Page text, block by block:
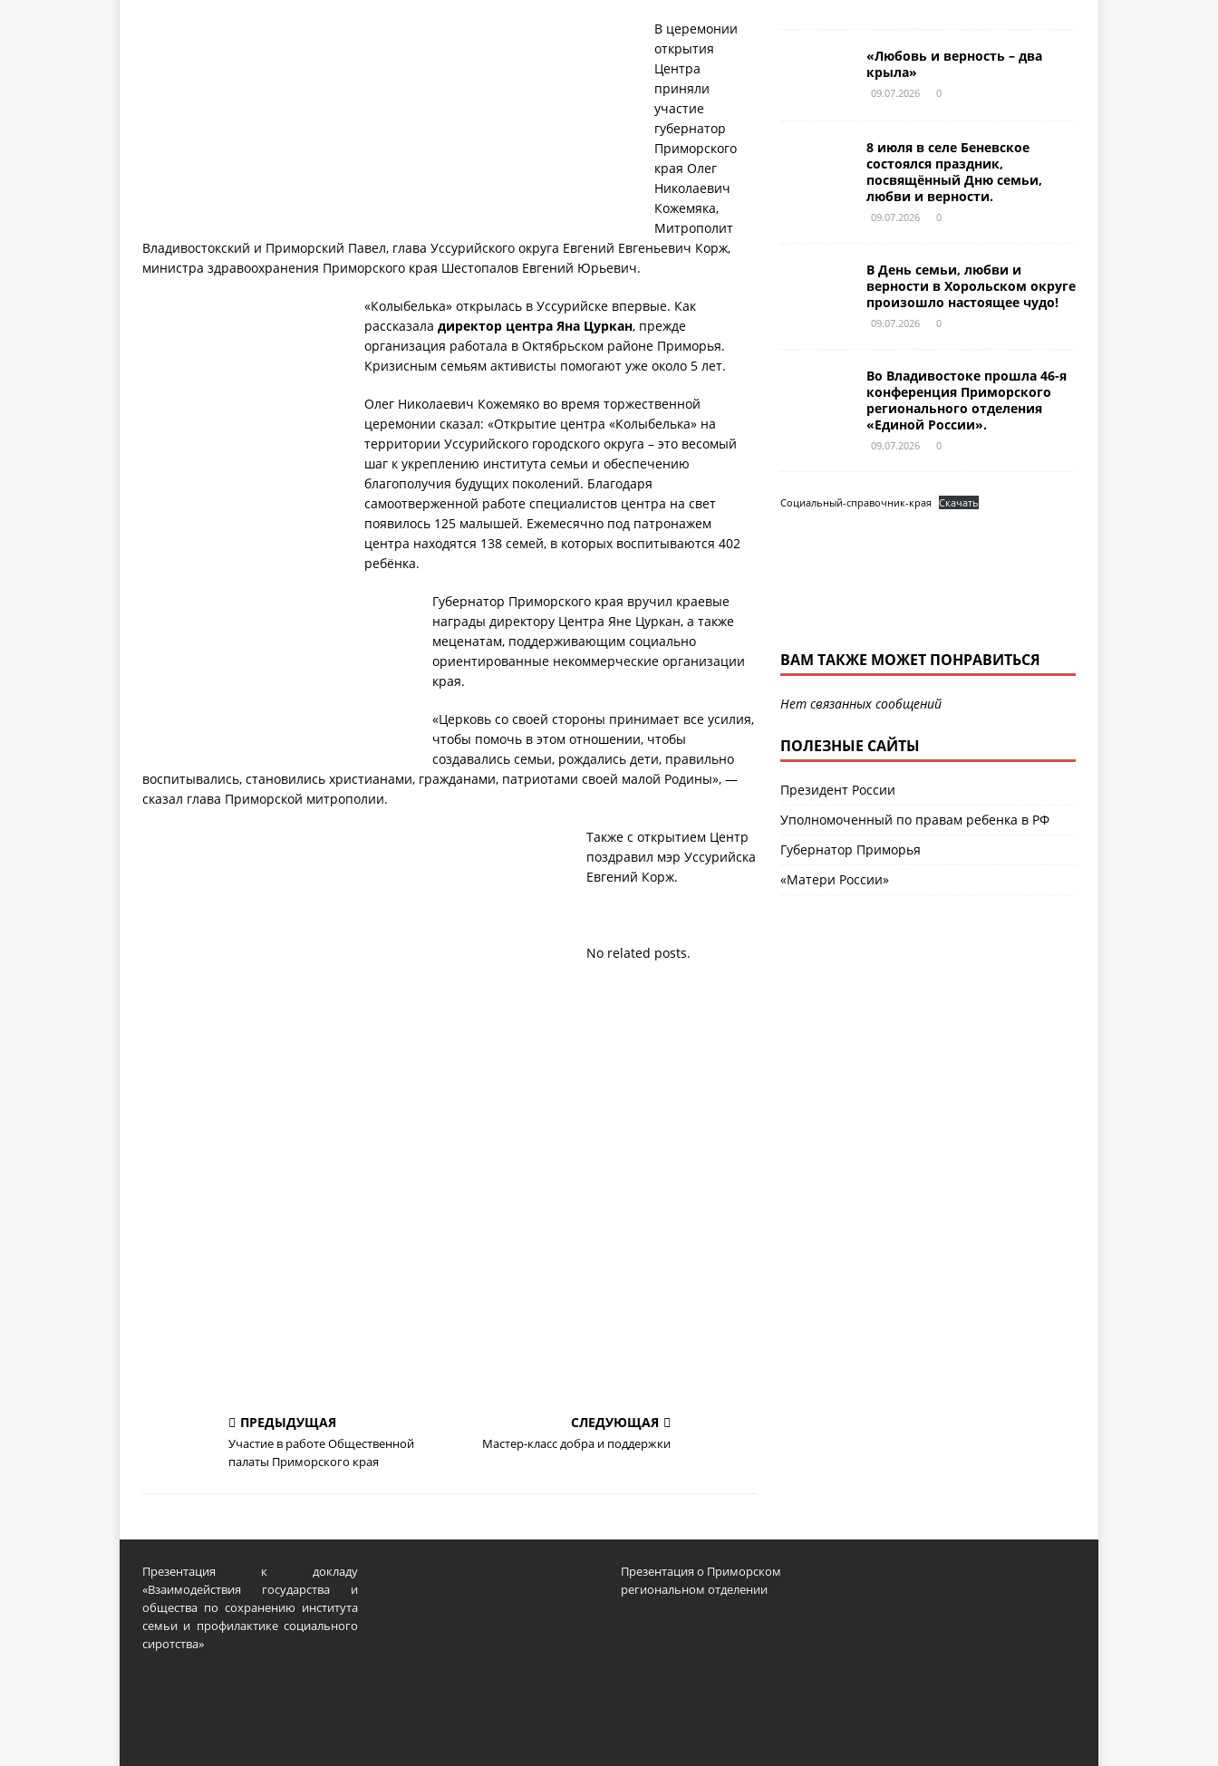
В церемонии
открытия
Центра
приняли
участие
губернатор
Приморского
края Олег
Николаевич
Кожемяка,
Митрополит
Владивостокский и Приморский Павел, глава Уссурийского округа Евгений Евгеньевич Корж,
министра здравоохранения Приморского края Шестопалов Евгений Юрьевич.
«Колыбелька» открылась в Уссурийске впервые. Как
рассказала директор центра Яна Цуркан, прежде
организация работала в Октябрьском районе Приморья.
Кризисным семьям активисты помогают уже около 5 лет.
Олег Николаевич Кожемяко во время торжественной
церемонии сказал: «Открытие центра «Колыбелька» на
территории Уссурийского городского округа – это весомый
шаг к укреплению института семьи и обеспечению
благополучия будущих поколений. Благодаря
самоотверженной работе специалистов центра на свет
появилось 125 малышей. Ежемесячно под патронажем
центра находятся 138 семей, в которых воспитываются 402
ребёнка.
Губернатор Приморского края вручил краевые
награды директору Центра Яне Цуркан, а также
меценатам, поддерживающим социально
ориентированные некоммерческие организации
края.
«Церковь со своей стороны принимает все усилия,
чтобы помочь в этом отношении, чтобы
создавались семьи, рождались дети, правильно
воспитывались, становились христианами, гражданами, патриотами своей малой Родины», —
сказал глава Приморской митрополии.
Также с открытием Центр
поздравил мэр Уссурийска
Евгений Корж.
No related posts.
ПРЕДЫДУЩАЯ
Участие в работе Общественной
палаты Приморского края
СЛЕДУЮЩАЯ
Мастер-класс добра и поддержки
«Любовь и верность – два
крыла»
09.07.2026 0
8 июля в селе Беневское
состоялся праздник,
посвящённый Дню семьи,
любви и верности.
09.07.2026 0
В День семьи, любви и
верности в Хорольском округе
произошло настоящее чудо!
09.07.2026 0
Во Владивостоке прошла 46-я
конференция Приморского
регионального отделения
«Единой России».
09.07.2026 0
Социальный-справочник-края Скачать
ВАМ ТАКЖЕ МОЖЕТ ПОНРАВИТЬСЯ
Нет связанных сообщений
ПОЛЕЗНЫЕ САЙТЫ
Президент России
Уполномоченный по правам ребенка в РФ
Губернатор Приморья
«Матери России»
Презентация к докладу
«Взаимодействия государства и
общества по сохранению института
семьи и профилактике социального
сиротства»
Презентация о Приморском
региональном отделении